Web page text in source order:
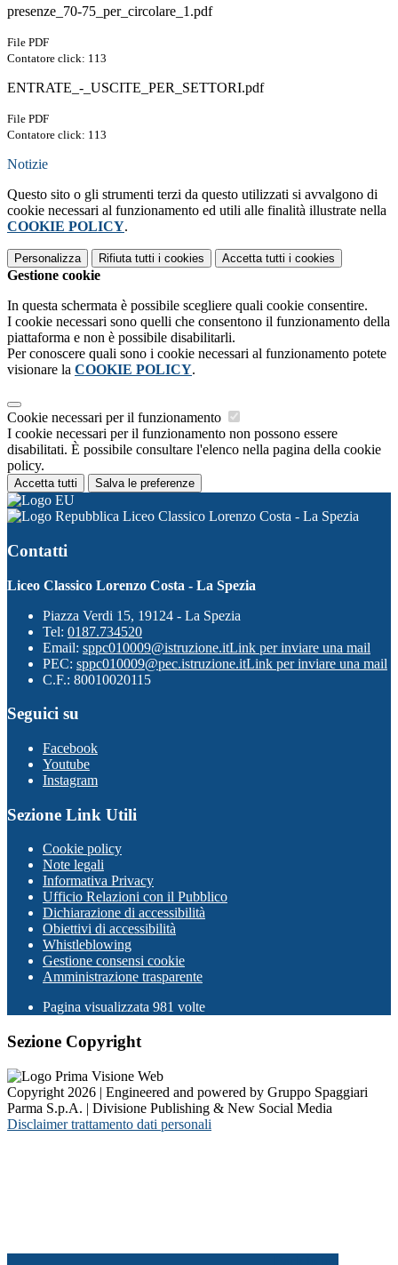
presenze_70-75_per_circolare_1.pdf
File PDF
Contatore click: 113
ENTRATE_-_USCITE_PER_SETTORI.pdf
File PDF
Contatore click: 113
Notizie
Questo sito o gli strumenti terzi da questo utilizzati si avvalgono di
cookie necessari al funzionamento ed utili alle finalità illustrate nella
COOKIE POLICY.
Personalizza Rifiuta tutti i cookies Accetta tutti i cookies
Gestione cookie
In questa schermata è possibile scegliere quali cookie consentire.
I cookie necessari sono quelli che consentono il funzionamento della
piattaforma e non è possibile disabilitarli.
Per conoscere quali sono i cookie necessari al funzionamento potete
visionare la COOKIE POLICY.
Cookie necessari per il funzionamento
I cookie necessari per il funzionamento non possono essere
disabilitati. È possibile consultare l'elenco nella pagina della cookie
policy.
Accetta tutti Salva le preferenze
Liceo Classico Lorenzo Costa - La Spezia
Contatti
Liceo Classico Lorenzo Costa - La Spezia
Piazza Verdi 15, 19124 - La Spezia
Tel: 0187.734520
Email: sppc010009@istruzione.itLink per inviare una mail
PEC: sppc010009@pec.istruzione.itLink per inviare una mail
C.F.: 80010020115
Seguici su
Facebook
Youtube
Instagram
Sezione Link Utili
Cookie policy
Note legali
Informativa Privacy
Ufficio Relazioni con il Pubblico
Dichiarazione di accessibilità
Obiettivi di accessibilità
Whistleblowing
Gestione consensi cookie
Amministrazione trasparente
Pagina visualizzata 981 volte
Sezione Copyright
Copyright 2026 | Engineered and powered by Gruppo Spaggiari
Parma S.p.A. | Divisione Publishing & New Social Media
Disclaimer trattamento dati personali